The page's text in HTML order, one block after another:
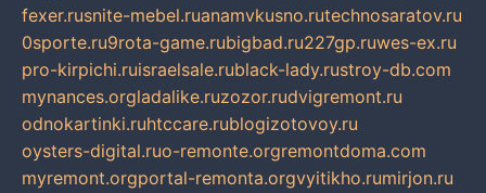
fexer.rusnite-mebel.ruanamvkusno.rutechnosaratov.ru
0sporte.ru9rota-game.rubigbad.ru227gp.ruwes-ex.ru
pro-kirpichi.ruisraelsale.rublack-lady.rustroy-db.com
mynances.orgladalike.ruzozor.rudvigremont.ru
odnokartinki.ruhtccare.rublogizotovoy.ru
oysters-digital.ruo-remonte.orgremontdoma.com
myremont.orgportal-remonta.orgvyitikho.rumirjon.ru